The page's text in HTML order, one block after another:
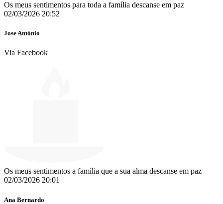
Os meus sentimentos para toda a família descanse em paz
02/03/2026 20:52
Jose António
Via Facebook
Os meus sentimentos a família que a sua alma descanse em paz
02/03/2026 20:01
Ana Bernardo